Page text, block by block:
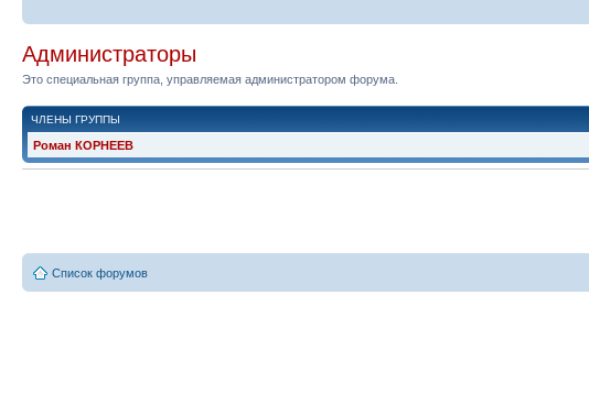
Администраторы
Это специальная группа, управляемая администратором форума.
ЧЛЕНЫ ГРУППЫ
Роман КОРНЕЕВ
Список форумов